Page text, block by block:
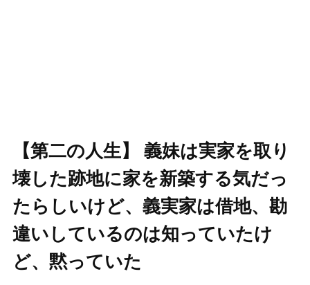
【第二の人生】 義妹は実家を取り
壊した跡地に家を新築する気だっ
たらしいけど、義実家は借地、勘
違いしているのは知っていたけ
ど、黙っていた